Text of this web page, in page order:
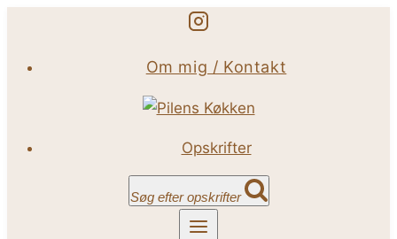
indhold
Om mig / Kontakt
Opskrifter
Søg efter opskrifter